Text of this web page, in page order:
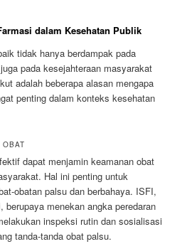
dalam Kesehatan Publik
tidak hanya berdampak pada
pada kesejahteraan masyarakat
adalah beberapa alasan mengapa
penting dalam konteks kesehatan
dapat menjamin keamanan obat
Hal ini penting untuk
obatan palsu dan berbahaya. ISFI,
berupaya menekan angka peredaran
inspeksi rutin dan sosialisasi
tanda-tanda obat palsu.